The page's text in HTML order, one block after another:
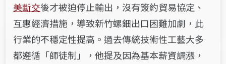
美斷交後才被迫停止輸出，沒有簽約貿易協定、
互惠經濟措施，導致新竹螺鈿出口困難加劇，此
行業的不穩定性提高。過去傳統技術性工藝大多
都遵循「師徒制」，他提及因為基本薪資調漲，